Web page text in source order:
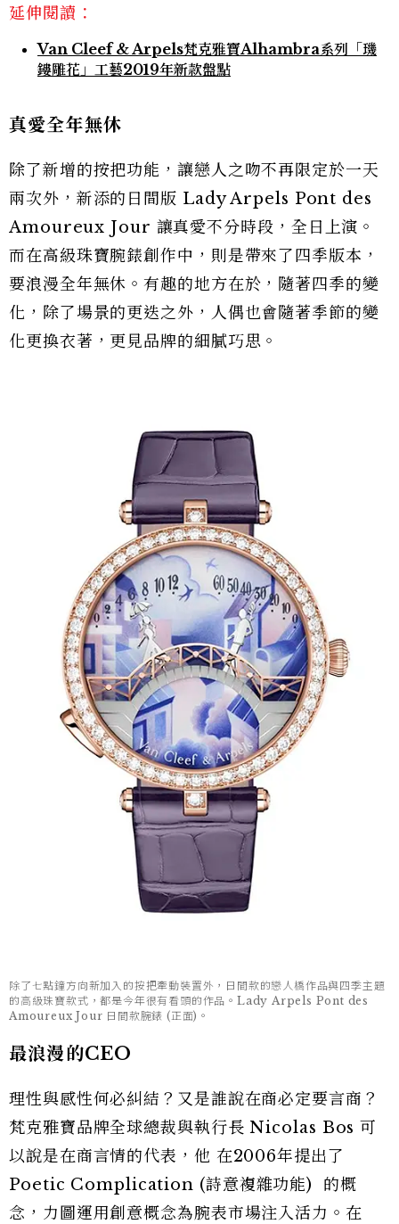
延伸閱讀：
Van Cleef & Arpels梵克雅寶Alhambra系列「璣
鏤雕花」工藝2019年新款盤點
真愛全年無休
除了新增的按把功能，讓戀人之吻不再限定於一天
兩次外，新添的日間版 Lady Arpels Pont des
Amoureux Jour 讓真愛不分時段，全日上演。
而在高級珠寶腕錶創作中，則是帶來了四季版本，
要浪漫全年無休。有趣的地方在於，隨著四季的變
化，除了場景的更迭之外，人偶也會隨著季節的變
化更換衣著，更見品牌的細膩巧思。
除了七點鐘方向新加入的按把牽動裝置外，日間款的戀人橋作品與四季主題
的高級珠寶款式，都是今年很有看頭的作品。Lady Arpels Pont des
Amoureux Jour 日間款腕錶 (正面)。
最浪漫的CEO
理性與感性何必糾結？又是誰說在商必定要言商？
梵克雅寶品牌全球總裁與執行長 Nicolas Bos 可
以說是在商言情的代表，他 在2006年提出了
Poetic Complication (詩意複雜功能) 的概
念，力圖運用創意概念為腕表市場注入活力。在